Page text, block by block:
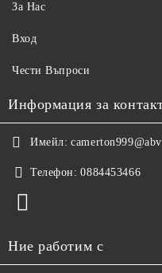
За Нас
Вход
Чести Въпроси
Информация за
Имейл:
Телефон: 0884453466
Ние работим с